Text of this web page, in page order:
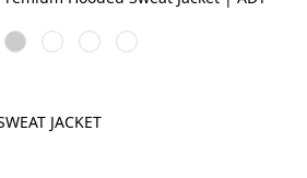
Heather
Grey
Deep
Navy
Classic
Olive
Charcoal
(Solid)
JACKET